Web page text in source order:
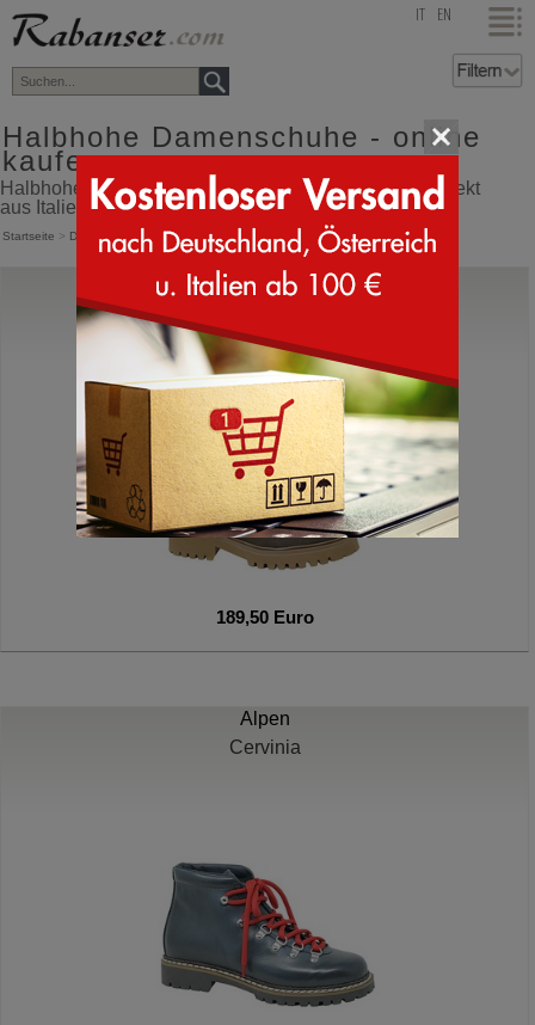
top EN
Halbhohe Damenschuhe - online
kaufen
Halbhohe Damenschuhe Online Shop mit Versand direkt
aus Italien
Startseite > Damen > Halbhoch
Nero Giardini
Halbhohe Schuhe mit Schnürung
189,50 Euro
Alpen
Cervinia